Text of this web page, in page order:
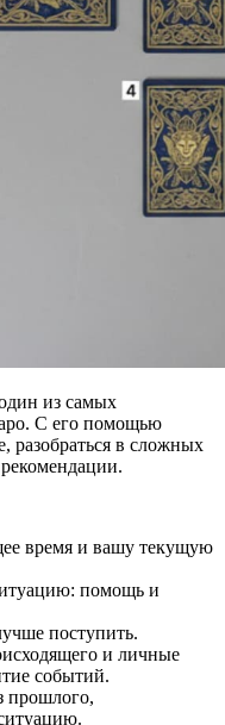
из самых
С его помощью
разобраться в сложных
время и вашу текущую
помощь и
поступить.
и личные
событий.
прошлого,